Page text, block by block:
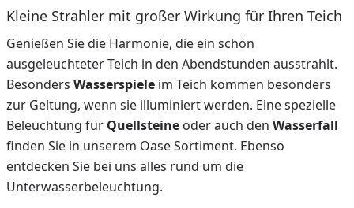
Kleine Strahler mit großer Wirkung für Ihren Teich
Genießen Sie die Harmonie, die ein schön
ausgeleuchteter Teich in den Abendstunden ausstrahlt.
Besonders Wasserspiele im Teich kommen besonders
zur Geltung, wenn sie illuminiert werden. Eine spezielle
Beleuchtung für Quellsteine oder auch den Wasserfall
finden Sie in unserem Oase Sortiment. Ebenso
entdecken Sie bei uns alles rund um die
Unterwasserbeleuchtung.